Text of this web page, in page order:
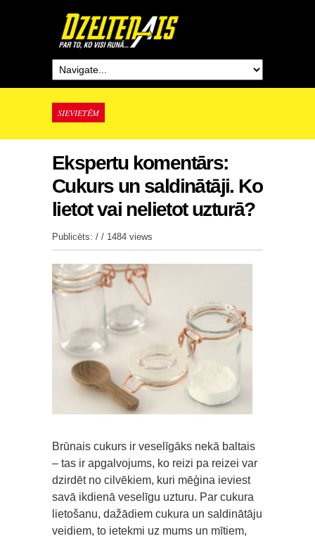
SIEVIETĒM
Ekspertu komentārs:
Cukurs un saldinātāji. Ko
lietot vai nelietot uzturā?
Publicēts: / / 1484 views
Brūnais cukurs ir veselīgāks nekā baltais
– tas ir apgalvojums, ko reizi pa reizei var
dzirdēt no cilvēkiem, kuri mēģina ieviest
savā ikdienā veselīgu uzturu. Par cukura
lietošanu, dažādiem cukura un saldinātāju
veidiem, to ietekmi uz mums un mītiem,